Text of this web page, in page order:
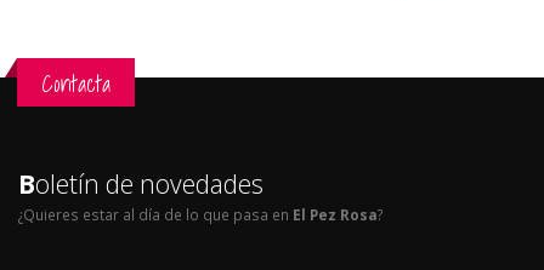
Contacta
Boletín de novedades
¿Quieres estar al día de lo que pasa en El Pez Rosa?